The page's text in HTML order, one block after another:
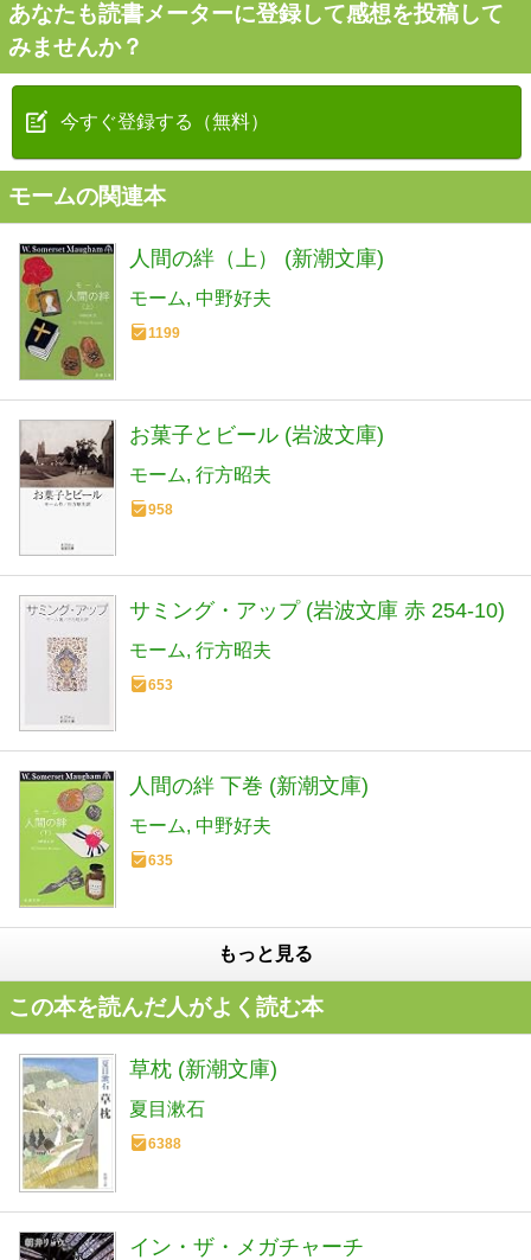
あなたも読書メーターに登録して感想を投稿して
みませんか？
今すぐ登録する（無料）
モームの関連本
人間の絆（上） (新潮文庫)
モーム 中野好夫
1199
お菓子とビール (岩波文庫)
モーム 行方昭夫
958
サミング・アップ (岩波文庫 赤 254-10)
モーム 行方昭夫
653
人間の絆 下巻 (新潮文庫)
モーム 中野好夫
635
もっと見る
この本を読んだ人がよく読む本
草枕 (新潮文庫)
夏目漱石
6388
イン・ザ・メガチャーチ